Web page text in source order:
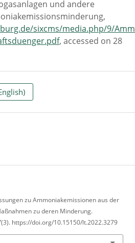
und andere
sixcms/media.php/9/
, accessed on 28
zu Ammoniak­emissionen aus der
zu deren Minderung.
(3). https://doi.org/10.15150/lt.2022.3279